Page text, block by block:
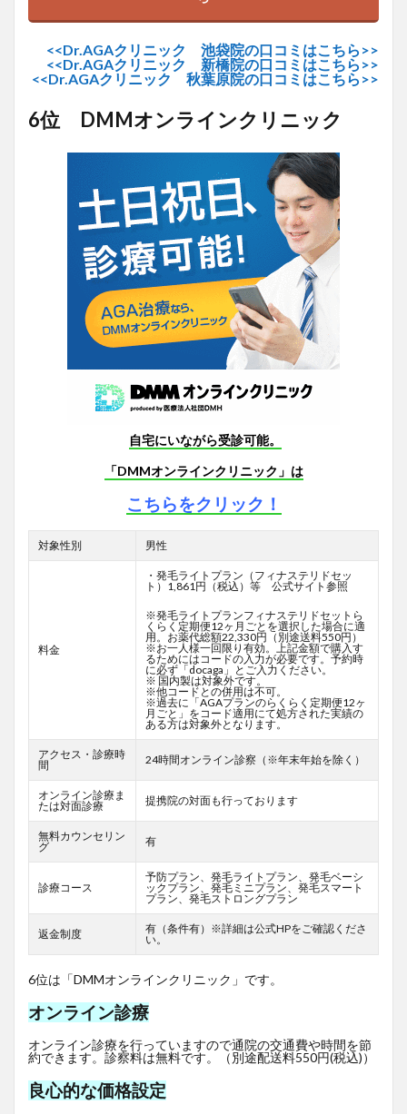
<<Dr.AGAクリニック 池袋院の口コミはこちら>>
<<Dr.AGAクリニック 新橋院の口コミはこちら>>
<<Dr.AGAクリニック 秋葉原院の口コミはこちら>>
6位 DMMオンラインクリニック
自宅にいながら受診可能。
「DMMオンラインクリニック」は
こちらをクリック！
対象性別 男性
料金
・発毛ライトプラン（フィナステリドセッ
ト）1,861円（税込）等 公式サイト参照
※発毛ライトプランフィナステリドセットら
くらく定期便12ヶ月ごとを選択した場合に適
用。お薬代総額22,330円（別途送料550円）
※お一人様一回限り有効。上記金額で購入す
るためにはコードの入力が必要です。予約時
に必ず「docaga」とご入力ください。
※ 国内製は対象外です。
※他コードとの併用は不可。
※過去に「AGAプランのらくらく定期便12ヶ
月ごと」をコード適用にて処方された実績の
ある方は対象外となります。
アクセス・診療時
間
24時間オンライン診察（※年末年始を除く）
オンライン診療ま
たは対面診療
提携院の対面も行っております
無料カウンセリン
グ
有
診療コース
予防プラン、発毛ライトプラン、発毛ベーシ
ックプラン、発毛ミニプラン、発毛スマート
プラン、発毛ストロングプラン
返金制度
有（条件有）※詳細は公式HPをご確認くださ
い。
6位は「DMMオンラインクリニック」です。
オンライン診療
オンライン診療を行っていますので通院の交通費や時間を節
約できます。診察料は無料です。（別途配送料550円(税込)）
良心的な価格設定